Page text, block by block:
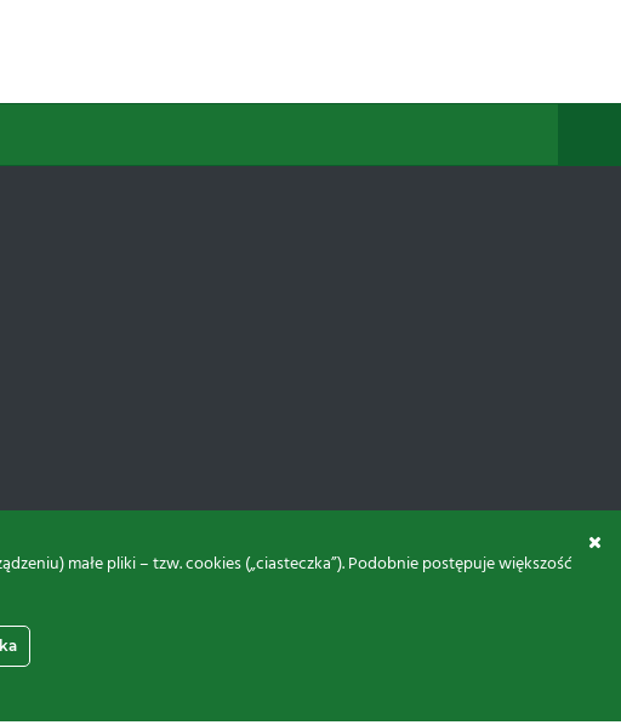
małe pliki – tzw. cookies („ciasteczka”). Podobnie postępuje większość